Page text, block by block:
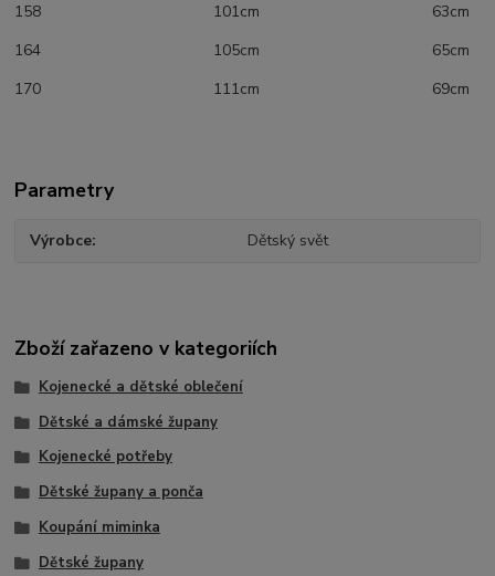
158 101cm 63cm
164 105cm 65cm
170 111cm 69cm
Parametry
Výrobce Dětský svět
Zboží zařazeno v kategoriích
Kojenecké a dětské oblečení
Dětské a dámské župany
Kojenecké potřeby
Dětské župany a ponča
Koupání miminka
Dětské župany